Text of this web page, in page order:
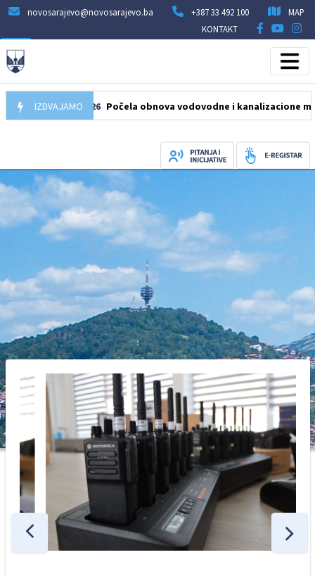
novosarajevo@novosarajevo.ba +387 33 492 100
MAP
KONTAKT
IZDVAJAMO
05.08.2026 Počela obnova vodovodne i kanalizacione mreže u